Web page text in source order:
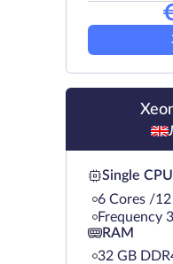
Single CPU
6 Cores /12
Frequency
RAM
32 GB